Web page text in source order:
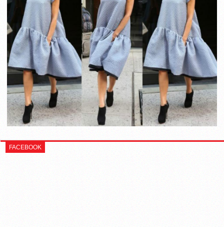
FACEBOOK